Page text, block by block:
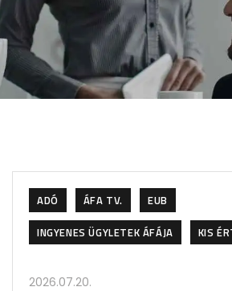
ADÓ ÁFA TV.
EUB
INGYENES ÜGYLETEK ÁFÁJA
KIS
2026.07.20.